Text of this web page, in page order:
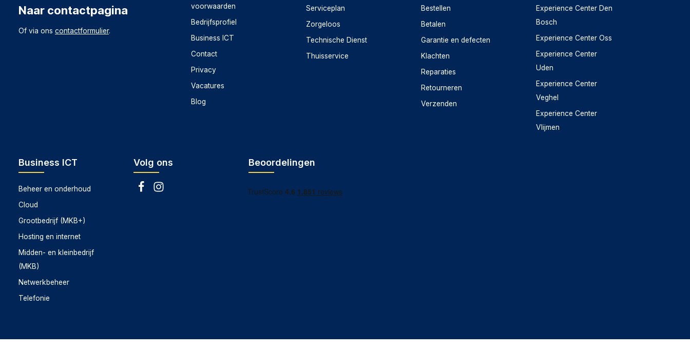
Volg ons
Naar contactpagina
Of via ons contactformulier.
voorwaarden
Bedrijfsprofiel
Business ICT
Contact
Privacy
Vacatures
Blog
Serviceplan
Zorgeloos
Technische Dienst
Thuisservice
Bestellen
Betalen
Garantie en defecten
Klachten
Reparaties
Retourneren
Verzenden
Experience Center Den
Bosch
Experience Center Oss
Experience Center
Uden
Experience Center
Veghel
Experience Center
Vlijmen
Business ICT
Beheer en onderhoud
Cloud
Grootbedrijf (MKB+)
Hosting en internet
Midden- en kleinbedrijf
(MKB)
Netwerkbeheer
Telefonie
Beoordelingen